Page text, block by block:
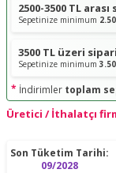
2500-3500 TL
Sepetinize minimum
3500 TL üzeri
Sepetinize minimum
* İndirimler toplam
Üretici / İthalatçı
Son Tüketim Tarihi:
09/2028